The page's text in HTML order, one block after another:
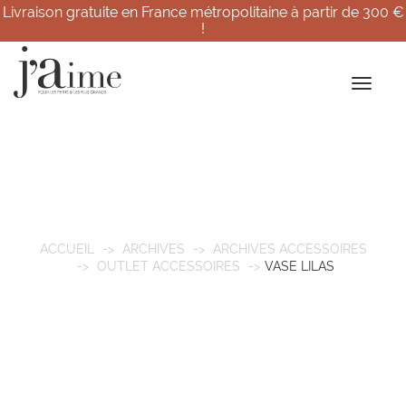
Livraison gratuite en France métropolitaine à partir de 300 €
!
ACCUEIL ARCHIVES
ARCHIVES ACCESSOIRES
OUTLET ACCESSOIRES
VASE LILAS